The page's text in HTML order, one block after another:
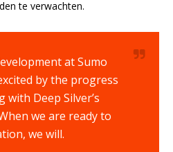
te verwachten.
at Sumo
by the progress
Deep Silver’s
we are ready to
we will.